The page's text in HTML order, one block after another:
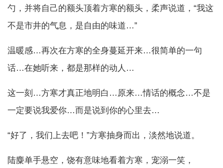
勺，并将自己的额头顶着方寒的额头，柔声说道，“我这
不是市井的气息，是自由的味道…”
温暖感…再次在方寒的全身蔓延开来…很简单的一句
话…在她听来，都是那样的动人…
这一刻…方寒才真正地明白…原来…情话的概念…不是
一定要说我爱你…而是说到你的心里去…
“好了，我们上去吧！”方寒抽身而出，淡然地说道。
陆麋单手悬空，饶有意味地看着方寒，宠溺一笑，